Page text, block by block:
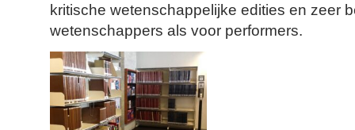
kritische wetenschappelijke edities en zeer
wetenschappers als voor performers.